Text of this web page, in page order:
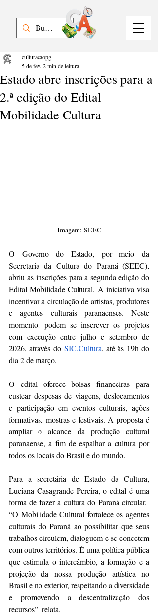
Estado abre inscrições para a
2.ª edição do Edital
Mobilidade Cultura
culturacaopg
5 de fev. 2 min de leitura
Imagem: SEEC
O Governo do Estado, por meio da
Secretaria da Cultura do Paraná (SEEC),
abriu as inscrições para a segunda edição do
Edital Mobilidade Cultural. A iniciativa visa
incentivar a circulação de artistas, produtores
e agentes culturais paranaenses. Neste
momento, podem se inscrever os projetos
com execução entre julho e setembro de
2026, através do SIC.Cultura, até às 19h do
dia 2 de março.
O edital oferece bolsas financeiras para
custear despesas de viagens, deslocamentos
e participação em eventos culturais, ações
formativas, mostras e festivais. A proposta é
ampliar o alcance da produção cultural
paranaense, a fim de espalhar a cultura por
todos os locais do Brasil e do mundo.
Para a secretária de Estado da Cultura,
Luciana Casagrande Pereira, o edital é uma
forma de fazer a cultura do Paraná circular.
“O Mobilidade Cultural fortalece os agentes
culturais do Paraná ao possibilitar que seus
trabalhos circulem, dialoguem e se conectem
com outros territórios. É uma política pública
que estimula o intercâmbio, a formação e a
projeção da nossa produção artística no
Brasil e no exterior, respeitando a diversidade
e promovendo a descentralização dos
recursos”, relata.